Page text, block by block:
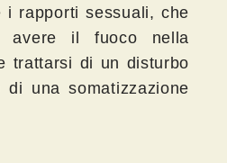
i rapporti sessuali, che
avere il fuoco nella
trattarsi di un disturbo
di una somatizzazione